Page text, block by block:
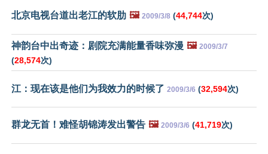
北京电视台道出老江的软肋 🖼️ 2009/3/8 (44,744次)
神韵台中出奇迹：剧院充满能量香味弥漫 🖼️ 2009/3/7
(28,574次)
江：现在该是他们为我效力的时候了 2009/3/6 (32,594次)
群龙无首！难怪胡锦涛发出警告 🖼️ 2009/3/6 (41,719次)